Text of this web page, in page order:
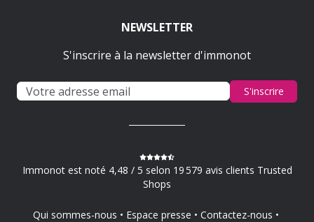
NEWSLETTER
S'inscrire à la newsletter d'immonot
S'inscrire
Immonot est noté 4,48 / 5 selon 19 579 avis clients Trusted
Shops
Qui sommes-nous Espace presse
Contactez-nous